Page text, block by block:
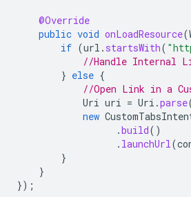
@Override
public void onLoadResource(
if (url . startsWith(
//Handle Internal
} else {
//Open Link in a
Uri uri = Uri .parse
new
.build()
. launchUrl(
}
}
});